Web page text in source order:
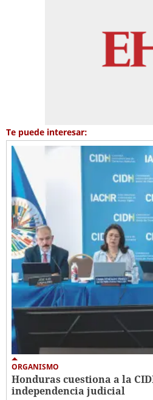
Te puede interesar:
ORGANISMO
Honduras cuestiona a la
independencia judicial